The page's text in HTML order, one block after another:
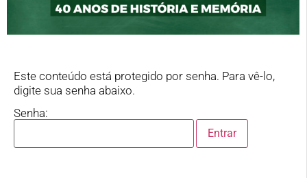
Este conteúdo está protegido por senha. Para vê-lo,
digite sua senha abaixo.
Senha: